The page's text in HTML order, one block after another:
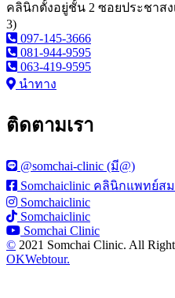
คลินิกตั้งอยู่ชั้น 2 ซอยประชาสง
3)
097-145-3666
081-944-9595
063-419-9595
นำทาง
ติดตามเรา
@somchai-clinic (มี@)
Somchaiclinic คลินิกแพทย์ส
Somchaiclinic
Somchaiclinic
Somchai Clinic
© 2021 Somchai Clinic. All
OKWebtour.